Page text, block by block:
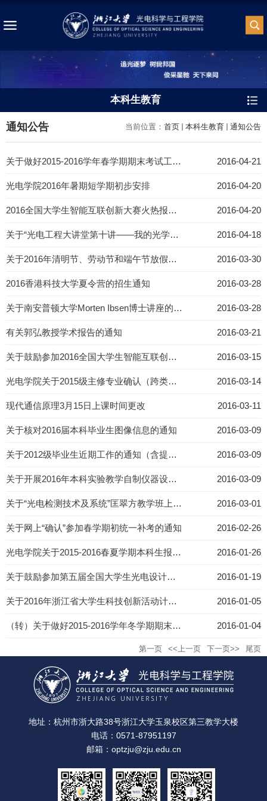
本科生教育
当前位置： 首页 本科生教育 通知公告
通知公告
关于做好2015-2016学年春学期期末考试工作的通知 2016-04-21
光电学院2016年暑期短学期初步安排 2016-04-20
2016全国大学生智能互联创新大赛火热报名中 2016-04-20
关于“光电工程大讲堂第十讲――我的光学之路”报告会的通知 2016-04-18
关于2016年清明节、劳动节和端午节放假期间调整本科课程的通知 2016-03-30
2016香港科技大学夏令营的招生通知 2016-03-28
关于南安普顿大学Morten Ibsen博士讲座的通知 2016-03-28
有关郭弘教授学术报告的通知 2016-03-21
关于鼓励参加2016全国大学生智能互联创新大赛的通知 2016-03-15
光电学院关于2015级主修专业确认（跨类和类内）的通知 2016-03-14
现代通信原理3月15日上课时间更改 2016-03-11
关于核对2016届本科毕业生图像信息的通知 2016-03-09
关于2012级毕业生近期工作的通知（含提醒） 2016-03-09
关于开展2016年本科实验教学自制仪器设备立项申报工作的通知 2016-03-09
关于“光电检测技术及系统”匡翠方教学班上课地点变化的通知 2016-03-01
关于网上“确认”参加春学期初统一补考的通知 2016-02-26
光电学院关于2015-2016春夏学期本科生报到注册和开课的通知 2016-01-26
关于鼓励参加第五届全国大学生光电设计竞赛的通知 2016-01-19
关于2016年浙江省大学生科技创新活动计划（新苗人才计划）项目申报的通知 2016-01-05
（转）关于做好2015-2016学年冬学期期末考试工作的通知 2016-01-04
第一页 <<上一页 下一页>> 尾页
地址：杭州市浙大路38号浙江大学玉泉校区第三教学大楼
电话：0571-87951197
邮箱：optzju@zju.edu.cn